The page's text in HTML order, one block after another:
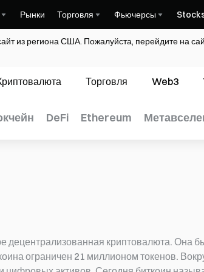
Рынки Торговля Фьючерсы
из региона США. Пожалуйста, перейдите на
Торговля Web3
DeFi Ethereum
децентрализованная криптовалюта. Она
ограничен 21 миллионом токенов.